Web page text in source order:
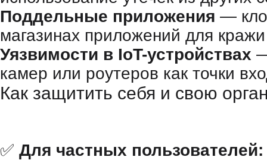
Поддельные приложения —
магазинах приложений для
Уязвимости в IoT-устройствах
камер или роутеров как точки
Как защитить себя и свою
✅ Для частных пользователей: